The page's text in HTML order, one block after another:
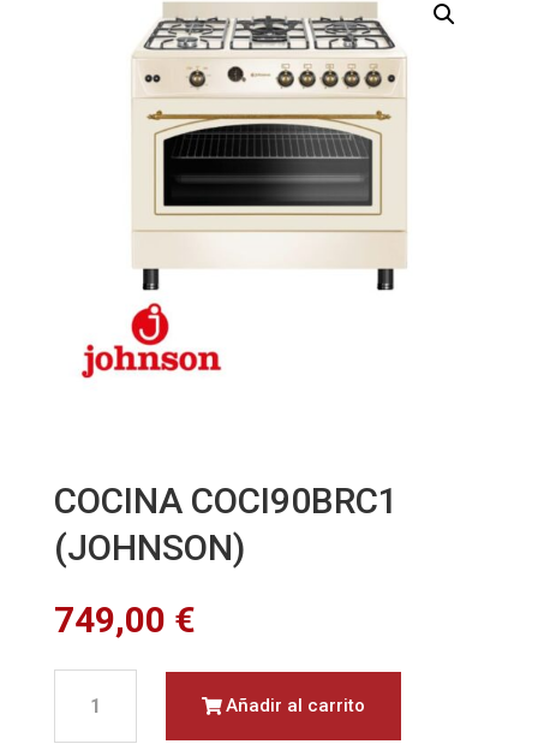
COCINA COCI90BRC1
(JOHNSON)
749,00 €
COCI90BRC1
Añadir al carrito